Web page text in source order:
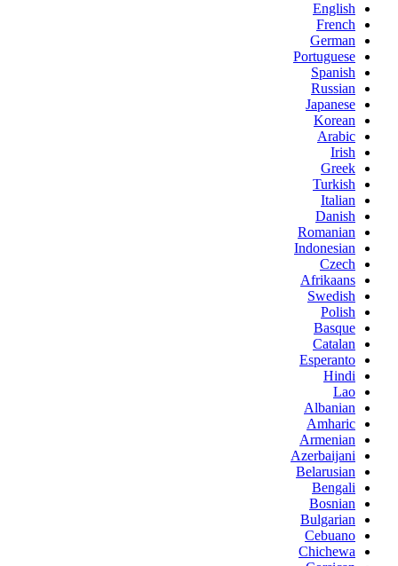
English
French
German
Portuguese
Spanish
Russian
Japanese
Korean
Arabic
Irish
Greek
Turkish
Italian
Danish
Romanian
Indonesian
Czech
Afrikaans
Swedish
Polish
Basque
Catalan
Esperanto
Hindi
Lao
Albanian
Amharic
Armenian
Azerbaijani
Belarusian
Bengali
Bosnian
Bulgarian
Cebuano
Chichewa